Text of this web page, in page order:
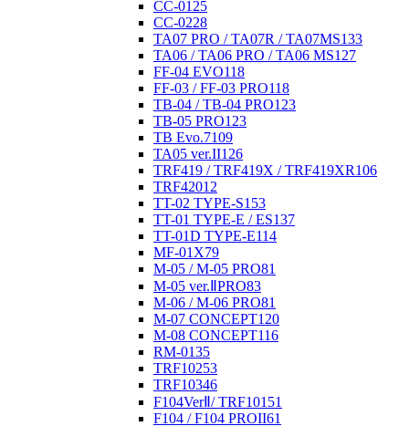
CC-01 25
CC-0228
TA07 PRO / TA07R / TA07MS133
TA06 / TA06 PRO / TA06 MS127
FF-04 EVO118
FF-03 / FF-03 PRO118
TB-04 / TB-04 PRO123
TB-05 PRO123
TB Evo.7109
TA05 ver.II126
TRF419 / TRF419X / TRF419XR106
TRF42012
TT-02 TYPE-S153
TT-01 TYPE-E / ES137
TT-01D TYPE-E114
MF-01X79
M-05 / M-05 PRO81
M-05 ver.ⅡPRO83
M-06 / M-06 PRO81
M-07 CONCEPT120
M-08 CONCEPT116
RM-0135
TRF10253
TRF10346
F104VerⅡ/ TRF101 51
F104 / F104 PROII61